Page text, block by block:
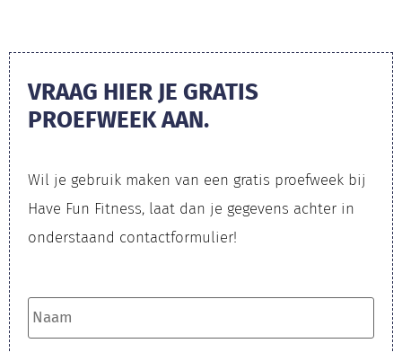
VRAAG HIER JE GRATIS
PROEFWEEK AAN.
Wil je gebruik maken van een gratis proefweek bij
Have Fun Fitness, laat dan je gegevens achter in
onderstaand contactformulier!​
Naam *